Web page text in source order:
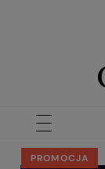
PROMOCJA